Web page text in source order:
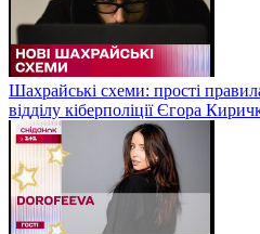
Шахрайські схеми: прості
відділу кіберполіції Єгора